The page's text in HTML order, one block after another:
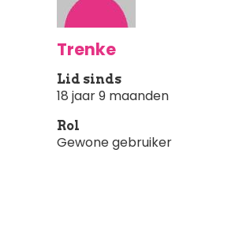
Trenke
Lid sinds
18 jaar 9 maanden
Rol
Gewone gebruiker